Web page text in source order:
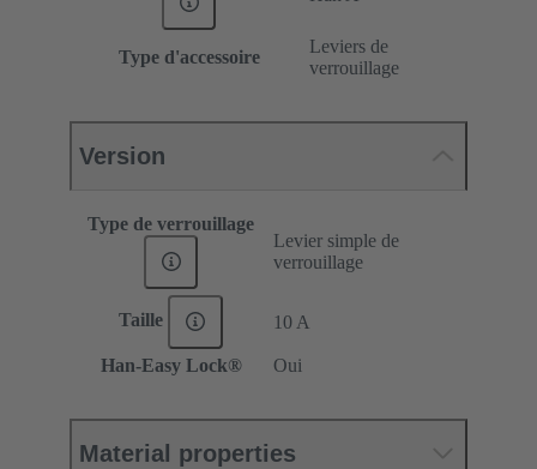
Type d'accessoire
Leviers de
verrouillage
Version
Type de verrouillage
Levier simple de
verrouillage
Taille 10 A
Han-Easy Lock® Oui
Material properties